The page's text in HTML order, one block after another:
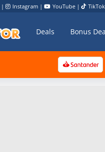
| Instagram | YouTube | TikTok
Deals Bonus